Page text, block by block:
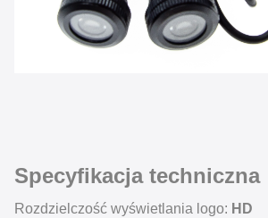
Specyfikacja techniczna
Rozdzielczość wyświetlania logo: HD